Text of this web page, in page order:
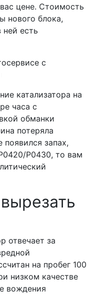
цене. Стоимость
нового блока,
есть
с
катализатора на
часа с
обманки
потеряла
запах,
Р0430, то вам
отвечает за
на пробег 100
низком качестве
вождения